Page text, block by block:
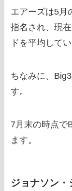
エアーズは5月
指名され、現
ドを平均してい
ちなみに、
す。
7月末の時点で
ます。
ジョナソン・